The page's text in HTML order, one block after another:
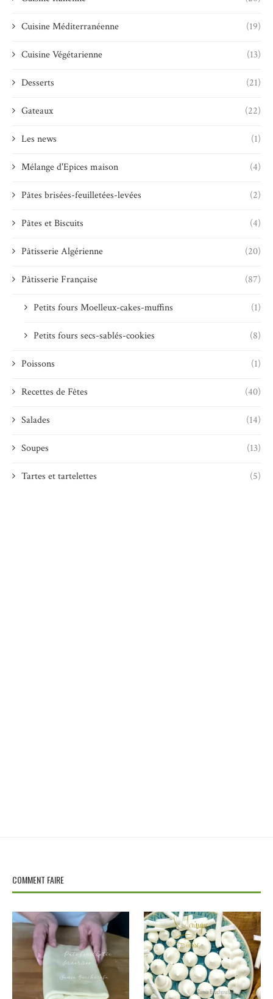
Cuisine Méditerranéenne (19)
Cuisine Végétarienne (13)
Desserts (21)
Gateaux (22)
Les news (1)
Mélange d'Epices maison (4)
Pâtes brisées-feuilletées-levées (2)
Pâtes et Biscuits (4)
Pâtisserie Algérienne (20)
Pâtisserie Française (87)
Petits fours Moelleux-cakes-muffins (1)
Petits fours secs-sablés-cookies (8)
Poissons (1)
Recettes de Fêtes (40)
Salades (14)
Soupes (13)
Tartes et tartelettes (5)
COMMENT FAIRE